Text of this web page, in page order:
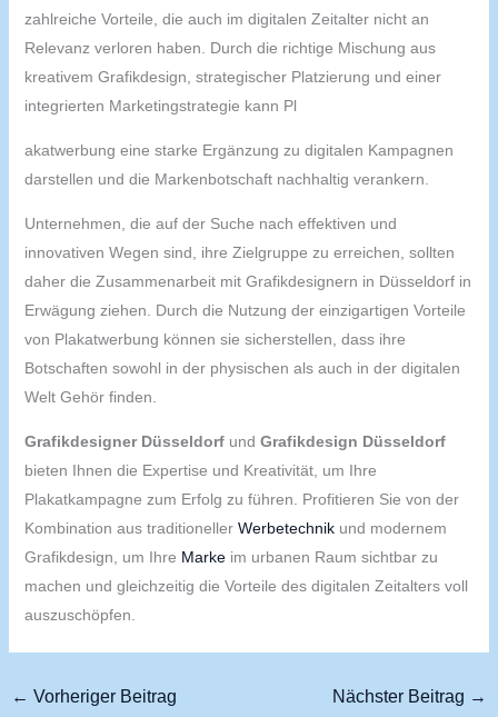
zahlreiche Vorteile, die auch im digitalen Zeitalter nicht an
Relevanz verloren haben. Durch die richtige Mischung aus
kreativem Grafikdesign, strategischer Platzierung und einer
integrierten Marketingstrategie kann Pl
akatwerbung eine starke Ergänzung zu digitalen Kampagnen
darstellen und die Markenbotschaft nachhaltig verankern.
Unternehmen, die auf der Suche nach effektiven und
innovativen Wegen sind, ihre Zielgruppe zu erreichen, sollten
daher die Zusammenarbeit mit Grafikdesignern in Düsseldorf in
Erwägung ziehen. Durch die Nutzung der einzigartigen Vorteile
von Plakatwerbung können sie sicherstellen, dass ihre
Botschaften sowohl in der physischen als auch in der digitalen
Welt Gehör finden.
Grafikdesigner Düsseldorfund Grafikdesign Düsseldorf
bieten Ihnen die Expertise und Kreativität, um Ihre
Plakatkampagne zum Erfolg zu führen. Profitieren Sie von der
Kombination aus traditioneller Werbetechnikund modernem
Grafikdesign, um Ihre Markeim urbanen Raum sichtbar zu
machen und gleichzeitig die Vorteile des digitalen Zeitalters voll
auszuschöpfen.
← Vorheriger Beitrag Nächster Beitrag →